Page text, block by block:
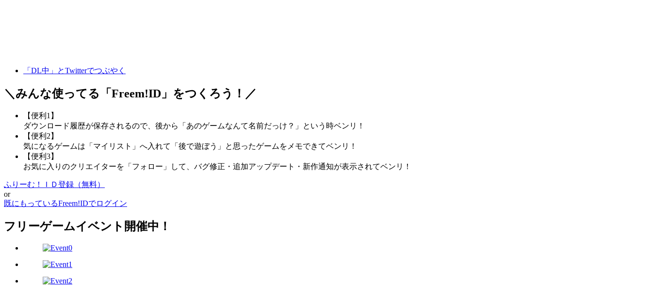
「DL中」とTwitterでつぶやく
＼みんな使ってる「 Freem!ID 」をつくろう！／
【便利1】
ダウンロード履歴が保存されるので、後から「あのゲームなんて名前だっけ？」という時ベンリ！
【便利2】
気になるゲームは「マイリスト」へ入れて「後で遊ぼう」と思ったゲームをメモできてベンリ！
【便利3】
お気に入りのクリエイターを「フォロー」して、バグ修正・追加アップデート・新作通知が表示されてベンリ！
ふりーむ！ＩＤ登録（無料）
or
既にもっているFreem!IDでログイン
フリーゲームイベント開催中！